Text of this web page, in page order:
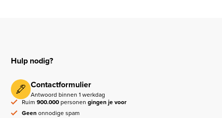
Hulp nodig?
Contactformulier
Antwoord binnen 1 werkdag
Ruim900.000personengingen je voor
Geenonnodige spam